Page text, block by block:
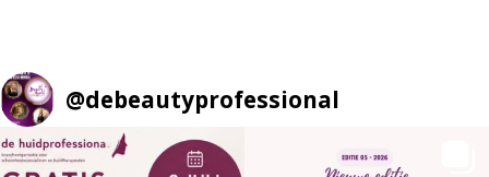
@debeautyprofessional